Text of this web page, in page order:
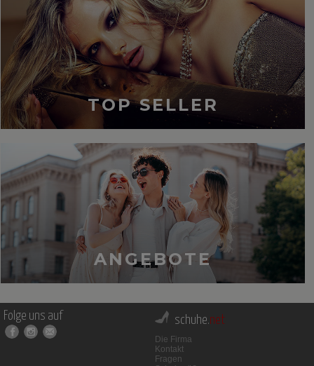
TOP SELLER
ANGEBOTE
Folge uns auf schuhe.net
Die Firma
Kontakt
Fragen